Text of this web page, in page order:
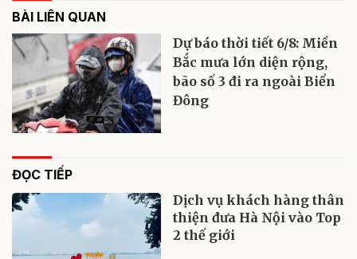
BÀI LIÊN QUAN
Dự báo thời tiết 6/8: Miền
Bắc mưa lớn diện rộng,
bão số 3 đi ra ngoài Biển
Đông
ĐỌC TIẾP
Dịch vụ khách hàng thân
thiện đưa Hà Nội vào Top
2 thế giới